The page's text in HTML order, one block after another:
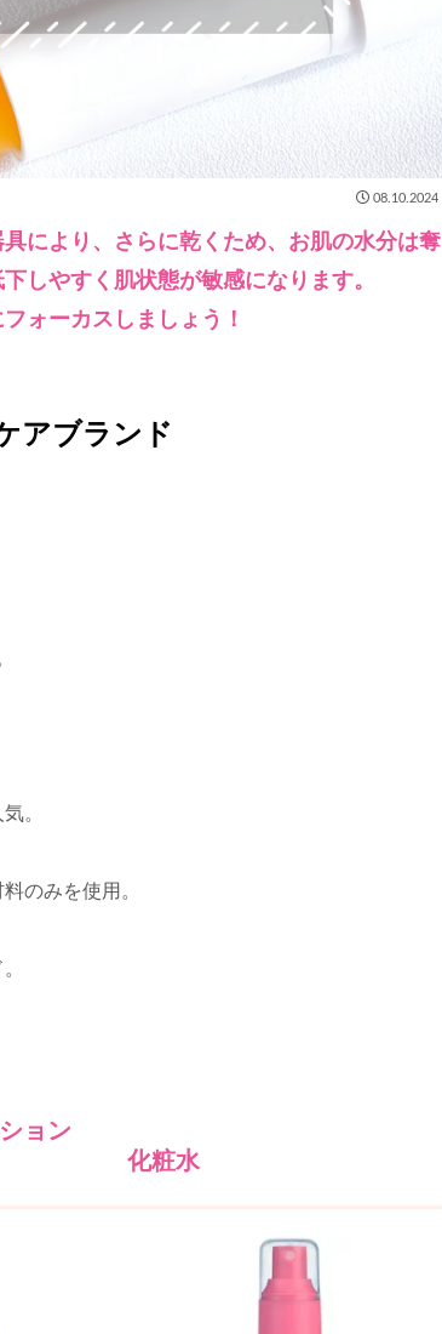
08.10.2024
により、さらに乾くため、お肌の水分は奪
しやすく肌状態が敏感になります。
ォーカスしましょう！
アブランド
。
のみを使用。
ョン
化粧水